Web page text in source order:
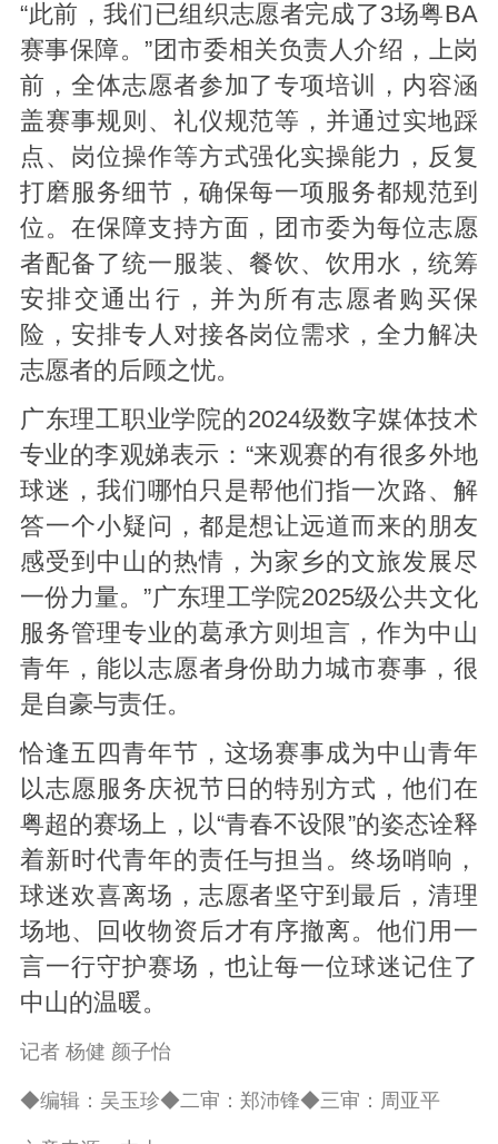
“此前，我们已组织志愿者完成了3场粤BA
赛事保障。”团市委相关负责人介绍，上岗
前，全体志愿者参加了专项培训，内容涵
盖赛事规则、礼仪规范等，并通过实地踩
点、岗位操作等方式强化实操能力，反复
打磨服务细节，确保每一项服务都规范到
位。在保障支持方面，团市委为每位志愿
者配备了统一服装、餐饮、饮用水，统筹
安排交通出行，并为所有志愿者购买保
险，安排专人对接各岗位需求，全力解决
志愿者的后顾之忧。
广东理工职业学院的2024级数字媒体技术
专业的李观娣表示：“来观赛的有很多外地
球迷，我们哪怕只是帮他们指一次路、解
答一个小疑问，都是想让远道而来的朋友
感受到中山的热情，为家乡的文旅发展尽
一份力量。”广东理工学院2025级公共文化
服务管理专业的葛承方则坦言，作为中山
青年，能以志愿者身份助力城市赛事，很
是自豪与责任。
恰逢五四青年节，这场赛事成为中山青年
以志愿服务庆祝节日的特别方式，他们在
粤超的赛场上，以“青春不设限”的姿态诠释
着新时代青年的责任与担当。终场哨响，
球迷欢喜离场， 志愿者坚守到最后，清理
场地、回收物资后才有序撤离。他们用一
言一行守护赛场，也让每一位球迷记住了
中山的温暖。
记者 杨健 颜子怡
◆编辑：吴玉珍◆二审：郑沛锋◆三审：周亚平